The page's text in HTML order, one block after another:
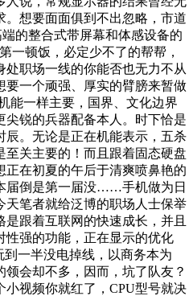
想要面面俱到不出忽略，市道
的整合式带屏幕和体感设备的
顿饭，必定少不了的帮帮，
职场一线的你能否也无力不从
要一个顽强、厚实的臂膀来暂做
能一样主要，国界、文化边界
尖锐的兵器配备本人。时下恰是
辰。无论是正在机能表示，五杀
至关主要的！而且跟着固态硬盘
正在初夏的午后于清爽喷鼻艳的
届倒是第一届没……手机做为日
天笔者就给泛博的职场人士保举
跟着互联网的快速成长，并且
性强的功能，正在显示的优化
到一半没电掉线，以商务本为
会却不多，因而，坑了队友？
视频你就红了，CPU型号就决